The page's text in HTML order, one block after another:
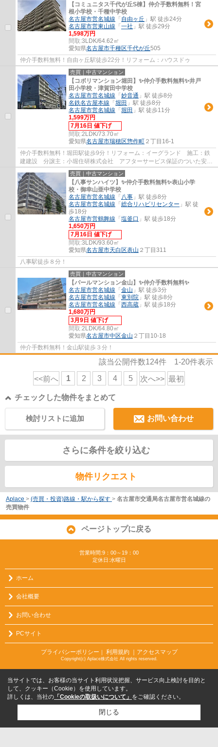
【コミュニタス千代が丘S棟】仲介手数料無料！宮
根小学校・千種中学校
名古屋市営名城線 「 自由ヶ丘 」駅 徒歩24分
名古屋市営東山線 「 一社 」駅 徒歩29分
1,598万円
間取:3LDK/64.62㎡
愛知県名古屋市千種区千代が丘505
仲介手数料無料！自由ヶ丘駅徒歩22分！リフォーム：ハウスドゥ
売買｜中古マンション
【コボリマンション堀田】✨️仲介手数料無料✨️井戸
田小学校・津賀田中学校
名古屋市営名城線 「 妙音通 」駅 徒歩8分
名鉄名古屋本線 「 堀田 」駅 徒歩8分
名古屋市営名城線 「 堀田 」駅 徒歩11分
1,599万円
7月16日 値下げ
間取:2LDK/73.70㎡
愛知県名古屋市瑞穂区惣作町 ２丁目16-1
仲介手数料無料！堀田駅徒歩9分！リフォーム：イーグランド 施工：鉄
建建設 分譲主：小堀住研株式会社 アフターサービス保証のついた安心
リフォーム物件です。
売買｜中古マンション
【八事サンハイツ】✨️仲介手数料無料✨️表山小学
校・御幸山亜中学校
名古屋市営名城線 「 八事 」駅 徒歩8分
名古屋市営名城線 「 総合リハビリセンター 」駅 徒
歩18分
名古屋市営鶴舞線 「 塩釜口 」駅 徒歩18分
1,650万円
7月16日 値下げ
間取:3LDK/93.60㎡
愛知県名古屋市天白区表山 ２丁目311
八事駅徒歩８分！
売買｜中古マンション
【パールマンション金山】✨️仲介手数料無料✨️
名古屋市営名城線 「 金山 」駅 徒歩3分
名古屋市営名城線 「 東別院 」駅 徒歩8分
名古屋市営名城線 「 西高蔵 」駅 徒歩18分
1,680万円
3月9日 値下げ
間取:2LDK/64.80㎡
愛知県名古屋市中区金山 ２丁目10-18
仲介手数料無料！金山駅徒歩３分！
該当公開件数124件 1-20件表示
<<前へ 1 2 3 4 5 次へ>> 最初
チェックした物件をまとめて
お問い合わせ
検討リストに追加
さらに条件を絞り込む
物件リクエスト
Aplace > (売買・投資)路線・駅から探す > 名古屋市交通局名古屋市営名城線の
売買物件
ページトップに戻る
営業時間:9：00～19：00
定休日:水曜日
ホーム
会社概要
お問い合わせ
PCサイト
プライバシーポリシー ｜ 利用規約 ｜アクセスマップ
Copyright(c) Aplace株式会社 All rights reserved.
当サイトでは、お客様の当サイト利用状況把握、サービス向上検討を目的と
して、クッキー（Cookie）を使用しています。
詳しくは、当社の 「Cookieの取扱いについて」 をご確認ください。
閉じる